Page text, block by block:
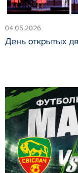
04.05.2026
День открытых